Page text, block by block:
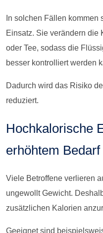
In solchen Fällen
Einsatz. Sie verändern die
oder Tee, sodass die
besser kontrolliert werden
Dadurch wird das Risiko
reduziert.
Hochkalorische
erhöhtem Bedarf
Viele Betroffene verlieren
ungewollt Gewicht.
zusätzlichen Kalorien
Geeignet sind